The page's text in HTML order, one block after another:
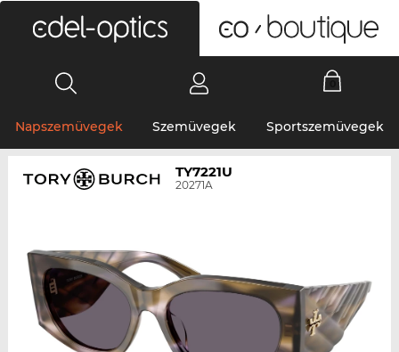
Napszemüvegek Szemüvegek Sportszemüvegek
TY7221U
20271A